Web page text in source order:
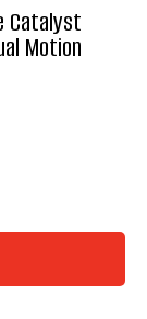
Catalyst
Motion